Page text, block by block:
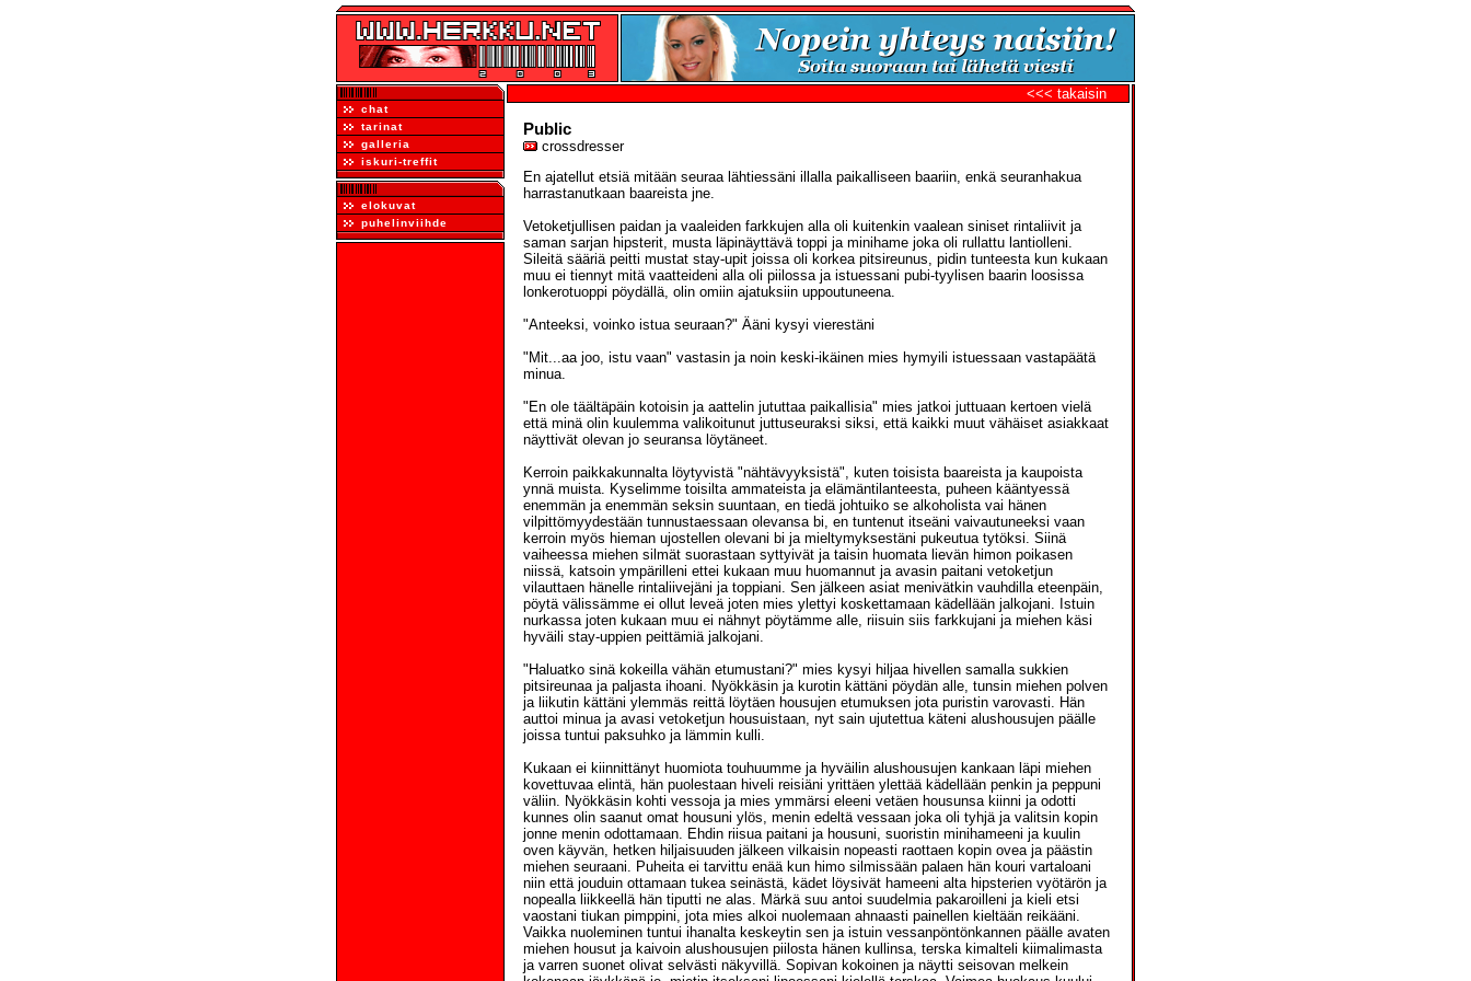
chat
tarinat
galleria
iskuri-treffit
elokuvat
puhelinviihde
<<< takaisin
Public
crossdresser
En ajatellut etsiä mitään seuraa lähtiessäni illalla paikalliseen baariin, enkä seuranhakua
harrastanutkaan baareista jne.
Vetoketjullisen paidan ja vaaleiden farkkujen alla oli kuitenkin vaalean siniset rintaliivit ja
saman sarjan hipsterit, musta läpinäyttävä toppi ja minihame joka oli rullattu lantiolleni.
Sileitä sääriä peitti mustat stay-upit joissa oli korkea pitsireunus, pidin tunteesta kun kukaan
muu ei tiennyt mitä vaatteideni alla oli piilossa ja istuessani pubi-tyylisen baarin loosissa
lonkerotuoppi pöydällä, olin omiin ajatuksiin uppoutuneena.
"Anteeksi, voinko istua seuraan?" Ääni kysyi vierestäni
"Mit...aa joo, istu vaan" vastasin ja noin keski-ikäinen mies hymyili istuessaan vastapäätä
minua.
"En ole täältäpäin kotoisin ja aattelin jututtaa paikallisia" mies jatkoi juttuaan kertoen vielä
että minä olin kuulemma valikoitunut juttuseuraksi siksi, että kaikki muut vähäiset asiakkaat
näyttivät olevan jo seuransa löytäneet.
Kerroin paikkakunnalta löytyvistä "nähtävyyksistä", kuten toisista baareista ja kaupoista
ynnä muista. Kyselimme toisilta ammateista ja elämäntilanteesta, puheen kääntyessä
enemmän ja enemmän seksin suuntaan, en tiedä johtuiko se alkoholista vai hänen
vilpittömyydestään tunnustaessaan olevansa bi, en tuntenut itseäni vaivautuneeksi vaan
kerroin myös hieman ujostellen olevani bi ja mieltymyksestäni pukeutua tytöksi. Siinä
vaiheessa miehen silmät suorastaan syttyivät ja taisin huomata lievän himon poikasen
niissä, katsoin ympärilleni ettei kukaan muu huomannut ja avasin paitani vetoketjun
vilauttaen hänelle rintaliivejäni ja toppiani. Sen jälkeen asiat menivätkin vauhdilla eteenpäin,
pöytä välissämme ei ollut leveä joten mies ylettyi koskettamaan kädellään jalkojani. Istuin
nurkassa joten kukaan muu ei nähnyt pöytämme alle, riisuin siis farkkujani ja miehen käsi
hyväili stay-uppien peittämiä jalkojani.
"Haluatko sinä kokeilla vähän etumustani?" mies kysyi hiljaa hivellen samalla sukkien
pitsireunaa ja paljasta ihoani. Nyökkäsin ja kurotin kättäni pöydän alle, tunsin miehen polven
ja liikutin kättäni ylemmäs reittä löytäen housujen etumuksen jota puristin varovasti. Hän
auttoi minua ja avasi vetoketjun housuistaan, nyt sain ujutettua käteni alushousujen päälle
joissa tuntui paksuhko ja lämmin kulli.
Kukaan ei kiinnittänyt huomiota touhuumme ja hyväilin alushousujen kankaan läpi miehen
kovettuvaa elintä, hän puolestaan hiveli reisiäni yrittäen ylettää kädellään penkin ja peppuni
väliin. Nyökkäsin kohti vessoja ja mies ymmärsi eleeni vetäen housunsa kiinni ja odotti
kunnes olin saanut omat housuni ylös, menin edeltä vessaan joka oli tyhjä ja valitsin kopin
jonne menin odottamaan. Ehdin riisua paitani ja housuni, suoristin minihameeni ja kuulin
oven käyvän, hetken hiljaisuuden jälkeen vilkaisin nopeasti raottaen kopin ovea ja päästin
miehen seuraani. Puheita ei tarvittu enää kun himo silmissään palaen hän kouri vartaloani
niin että jouduin ottamaan tukea seinästä, kädet löysivät hameeni alta hipsterien vyötärön ja
nopealla liikkeellä hän tiputti ne alas. Märkä suu antoi suudelmia pakaroilleni ja kieli etsi
vaostani tiukan pimppini, jota mies alkoi nuolemaan ahnaasti painellen kieltään reikääni.
Vaikka nuoleminen tuntui ihanalta keskeytin sen ja istuin vessanpöntönkannen päälle avaten
miehen housut ja kaivoin alushousujen piilosta hänen kullinsa, terska kimalteli kiimalimasta
ja varren suonet olivat selvästi näkyvillä. Sopivan kokoinen ja näytti seisovan melkein